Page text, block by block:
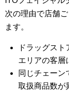
次の理由で店舗
ます。
ドラッグス
エリアの客層
同じチェーン
取扱商品数が